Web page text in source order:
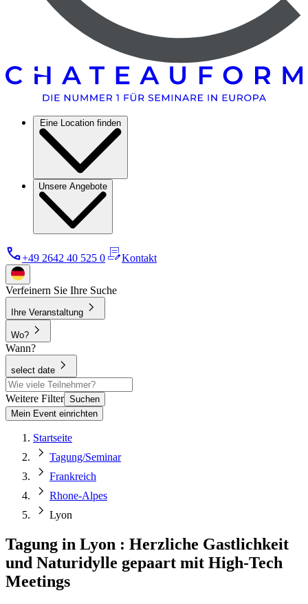
Eine Location finden
Unsere Angebote
+49 2642 40 525 0 Kontakt
Verfeinern Sie Ihre Suche
Ihre Veranstaltung
Wo?
Wann?
select date
Weitere Filter Suchen
Mein Event einrichten
Startseite
Tagung/Seminar
Frankreich
Rhone-Alpes
Lyon
Tagung in Lyon : Herzliche Gastlichkeit
und Naturidylle gepaart mit High-Tech
Meetings